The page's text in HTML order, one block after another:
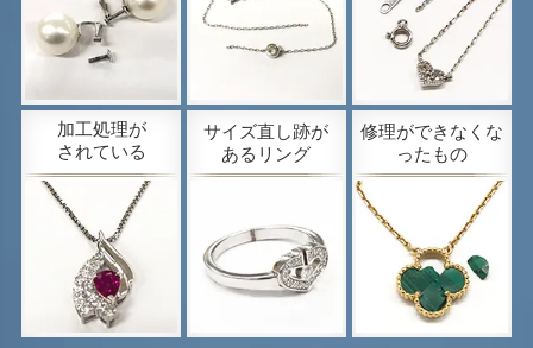
加工処理が
されている
サイズ直し跡が
あるリング
修理ができなくな
ったもの